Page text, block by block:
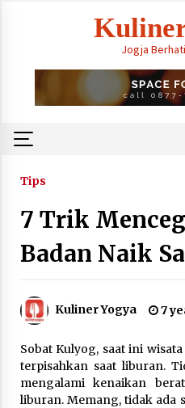
Jogja
Tips
7 Trik
Badan Naik
Kuliner Yogya 7
Sobat Kulyog, saat ini
terpisahkan saat liburan.
mengalami kenaikan
liburan. Memang, tidak ada